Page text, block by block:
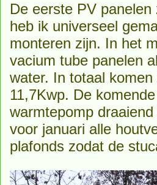
De eerste PV panelen
heb ik universeel
monteren zijn. In het
vacium tube panelen
water. In totaal
11,7Kwp. De
warmtepomp
voor januari alle
plafonds zodat de